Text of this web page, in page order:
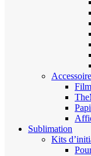
Sublimation
Kits